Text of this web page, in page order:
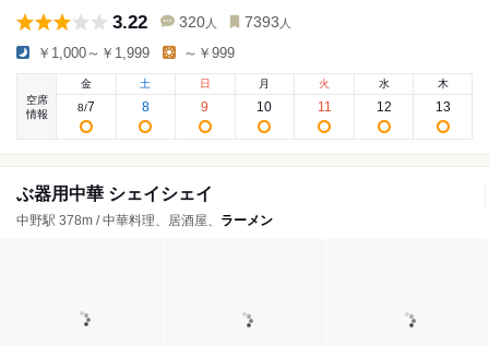
3.22 320 人 7393 人
￥1,000～￥1,999 ～￥999
空席
情報
金
8/7
土
8
日
9
月
10
火
11
水
12
木
13
ぶ器用中華 シェイシェイ
中野駅 378m / 中華料理、居酒屋、 ラーメン